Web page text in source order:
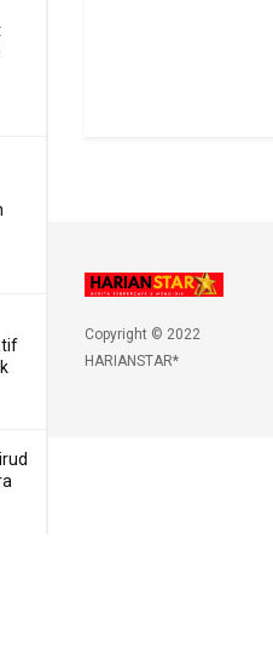
Copyright © 2022
HARIANSTAR*